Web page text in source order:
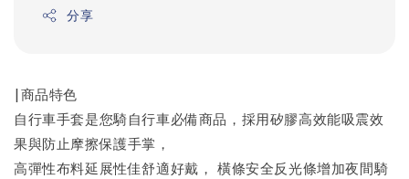
分享
|商品特色
自行車手套是您騎自行車必備商品，採用矽膠高效能吸震效
果與防止摩擦保護手掌，
高彈性布料延展性佳舒適好戴， 橫條安全反光條增加夜間騎